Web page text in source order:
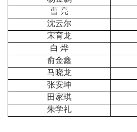
曹 亮
沈云尔
宋育龙
白 烨
俞金鑫
马晓龙
张安坤
田家琪
朱学礼